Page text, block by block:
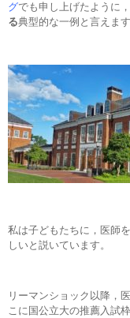
グでも申し上げたように，
る典型的な一例と言えます
私は子どもたちに，医師
しいと説いています。
リーマンショック以降，
こに国公立大の推薦入試